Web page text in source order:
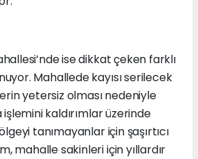
ise dikkat çeken farklı
Mahallede kayısı serilecek
yetersiz olması nedeniyle
kaldırımlar üzerinde
tanımayanlar için şaşırtıcı
mahalle sakinleri için yıllardır